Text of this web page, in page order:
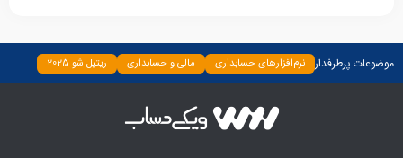
موضوعات پرطرفدار نرم‌افزارهای حسابداری مالی و حسابداری
ریتیل شو 2025
دسته‌بندی نشده
چپ چین بیمه و بانک اخبار ابزارها